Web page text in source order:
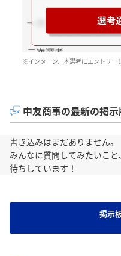
※インターン、本選考にエントリー
中友商事の最新の掲示
書き込みはまだありません。
みんなに質問してみたいこ
待ちしています！
掲示